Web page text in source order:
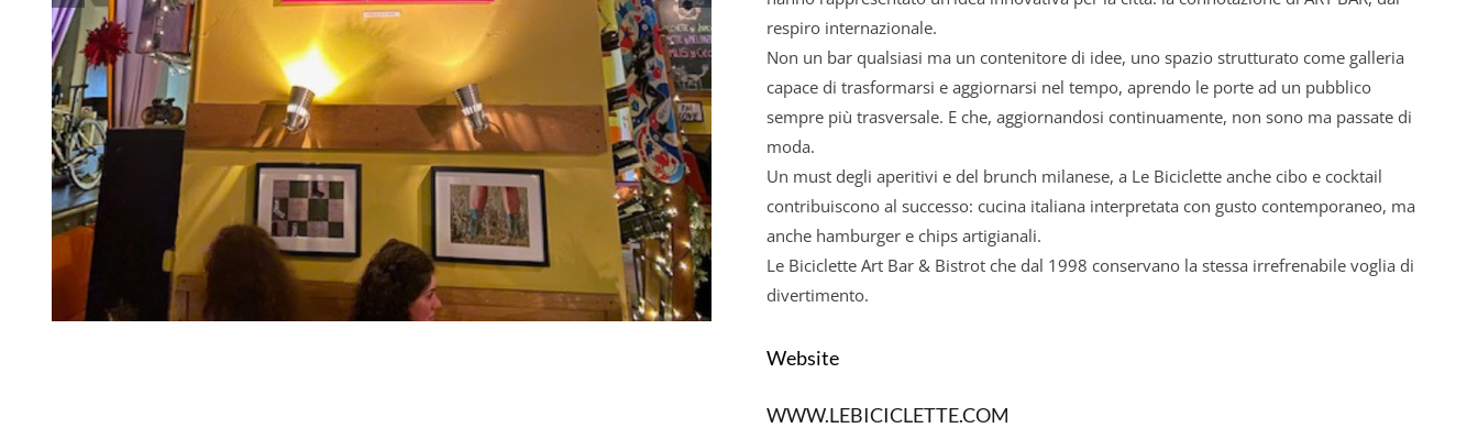
respiro internazionale.
Non un bar qualsiasi ma un contenitore di idee, uno spazio strutturato come galleria
capace di trasformarsi e aggiornarsi nel tempo, aprendo le porte ad un pubblico
sempre più trasversale. E che, aggiornandosi continuamente, non sono ma passate di
moda.
Un must degli aperitivi e del brunch milanese, a Le Biciclette anche cibo e cocktail
contribuiscono al successo: cucina italiana interpretata con gusto contemporaneo, ma
anche hamburger e chips artigianali.
Le Biciclette Art Bar & Bistrot che dal 1998 conservano la stessa irrefrenabile voglia di
divertimento.
Website
WWW.LEBICICLETTE.COM